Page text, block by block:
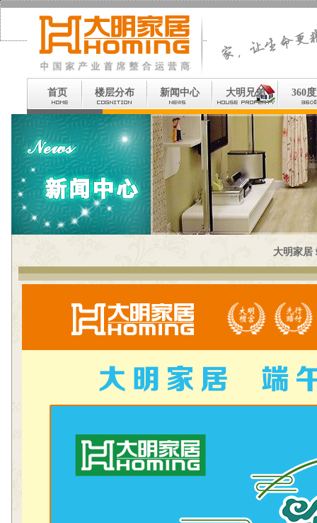
首页 楼层分布 新闻中心 大明兄弟 360
大明家居